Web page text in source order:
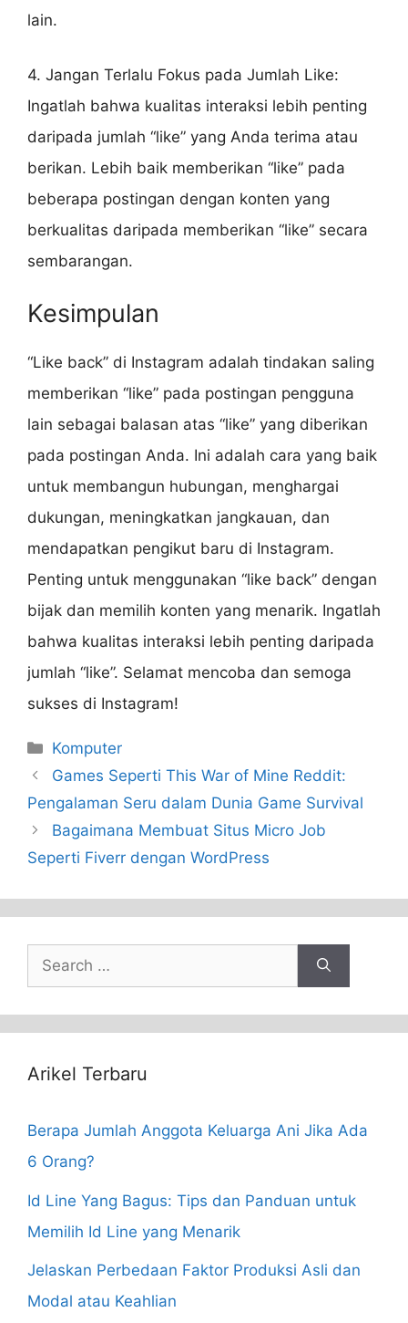
lain.
4. Jangan Terlalu Fokus pada Jumlah Like:
Ingatlah bahwa kualitas interaksi lebih penting
daripada jumlah “like” yang Anda terima atau
berikan. Lebih baik memberikan “like” pada
beberapa postingan dengan konten yang
berkualitas daripada memberikan “like” secara
sembarangan.
Kesimpulan
“Like back” di Instagram adalah tindakan saling
memberikan “like” pada postingan pengguna
lain sebagai balasan atas “like” yang diberikan
pada postingan Anda. Ini adalah cara yang baik
untuk membangun hubungan, menghargai
dukungan, meningkatkan jangkauan, dan
mendapatkan pengikut baru di Instagram.
Penting untuk menggunakan “like back” dengan
bijak dan memilih konten yang menarik. Ingatlah
bahwa kualitas interaksi lebih penting daripada
jumlah “like”. Selamat mencoba dan semoga
sukses di Instagram!
Categories
Komputer
Games Seperti This War of Mine Reddit:
Pengalaman Seru dalam Dunia Game Survival
Bagaimana Membuat Situs Micro Job
Seperti Fiverr dengan WordPress
Search
for:
Arikel Terbaru
Berapa Jumlah Anggota Keluarga Ani Jika Ada
6 Orang?
Id Line Yang Bagus: Tips dan Panduan untuk
Memilih Id Line yang Menarik
Jelaskan Perbedaan Faktor Produksi Asli dan
Modal atau Keahlian